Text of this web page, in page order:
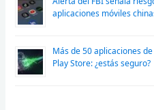
aplicaciones móviles
Más de 50 aplicaciones
Play Store: ¿estás seguro?